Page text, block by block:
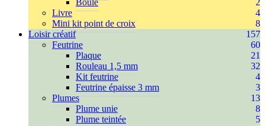
Boule
2
Livre
4
Mini kit point de croix
8
Loisir créatif
157
Feutrine
60
Plaque
21
Rouleau 1,5 mm
32
Kit feutrine
4
Feutrine épaisse 3 mm
3
Plumes
13
Plume unie
8
Plume teintée
5